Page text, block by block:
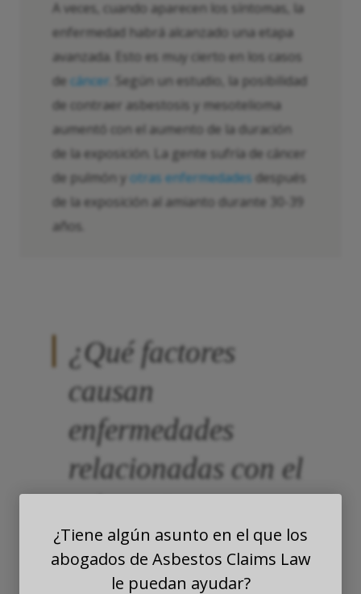
A veces, cuando aparecen los síntomas, la
enfermedad habrá alcanzado una etapa
avanzada. Esto es muy cierto en los casos
de cáncer . Según un estudio, la posibilidad
de contraer asbestosis y mesotelioma
aumentó con el aumento de la duración
de la exposición. La gente sufría de cáncer
de pulmón y otras enfermedades después
de la exposición al amianto durante 30-39
años.
¿Qué factores
causan
enfermedades
relacionadas con el
Hay seis tipos de fibras de asbesto y
¿Tiene algún asunto en el que los
abogados de Asbestos Claims Law
le puedan ayudar?